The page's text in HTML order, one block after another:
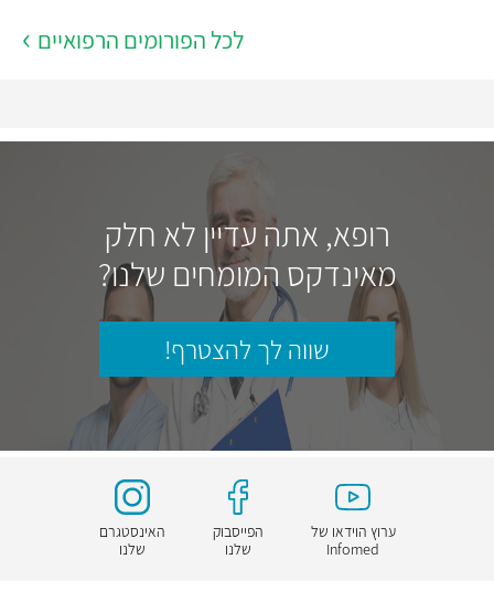
לכל הפורומים הרפואיים
רופא, אתה עדיין לא חלק
מאינדקס המומחים שלנו?
שווה לך להצטרף!
ערוץ הוידאו של
Infomed
הפייסבוק
שלנו
האינסטגרם
שלנו